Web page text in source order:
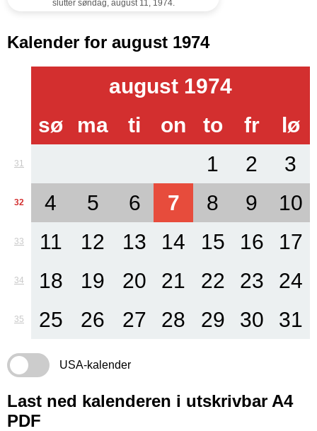
slutter søndag, august 11, 1974.
Kalender for august 1974
august 1974
sø
ma ti on to fr lø
31 1 2 3
32 4 5 6 7 8 9 10
33 11 12 13 14 15 16 17
34 18 19 20 21 22 23 24
35 25 26 27 28 29 30 31
USA-kalender
Last ned kalenderen i utskrivbar A4
PDF